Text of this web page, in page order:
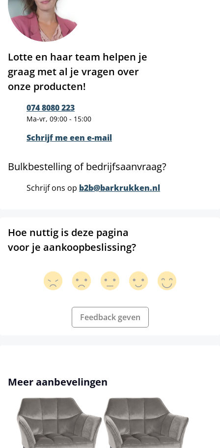
Lotte en haar team helpen je
graag met al je vragen over
onze producten!
074 8080 223
Ma-vr, 09:00 - 15:00
Schrijf me een e-mail
Bulkbestelling of bedrijfsaanvraag?
Schrijf ons op b2b@barkrukken.nl
Hoe nuttig is deze pagina
voor je aankoopbeslissing?
Feedback geven
Productgalerij overslaan
Meer aanbevelingen